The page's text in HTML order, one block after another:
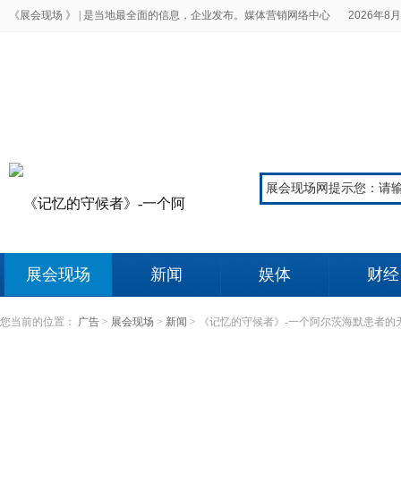
《展会现场 》 | 是当地最全面的信息，企业发布。媒体营销网络中心 2026年8
展会现场 新闻 娱体 财经
您当前的位置： 广告 > 展会现场 > 新闻 > 《记忆的守候者》-一个阿尔茨海默患者的